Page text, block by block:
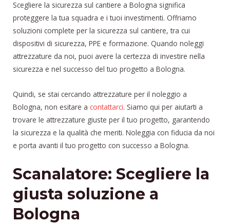
Scegliere la sicurezza sul cantiere a Bologna significa
proteggere la tua squadra e i tuoi investimenti. Offriamo
soluzioni complete per la sicurezza sul cantiere, tra cui
dispositivi di sicurezza, PPE e formazione. Quando noleggi
attrezzature da noi, puoi avere la certezza di investire nella
sicurezza e nel successo del tuo progetto a Bologna.
Quindi, se stai cercando attrezzature per il noleggio a
Bologna, non esitare a contattarci. Siamo qui per aiutarti a
trovare le attrezzature giuste per il tuo progetto, garantendo
la sicurezza e la qualità che meriti. Noleggia con fiducia da noi
e porta avanti il tuo progetto con successo a Bologna.
Scanalatore: Scegliere la
giusta soluzione a
Bologna